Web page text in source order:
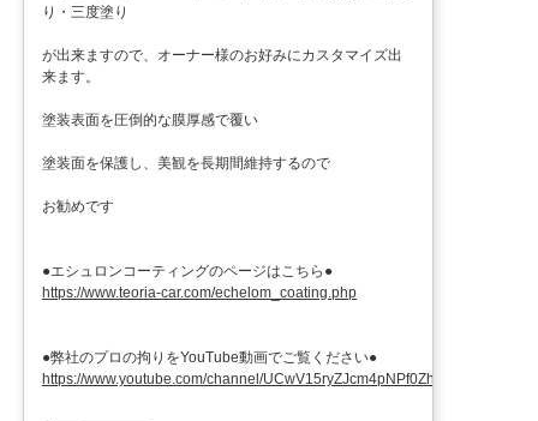
り・三度塗り
が出来ますので、オーナー様のお好みにカスタマイズ出
来ます。
塗装表面を圧倒的な膜厚感で覆い
塗装面を保護し、美観を長期間維持するので
お勧めです
●エシュロンコーティングのページはこちら●
https://www.teoria-car.com/echelom_coating.php
●弊社のプロの拘りをYouTube動画でご覧ください●
https://www.youtube.com/channel/UCwV15ryZJcm4pNPf0ZhXu9g